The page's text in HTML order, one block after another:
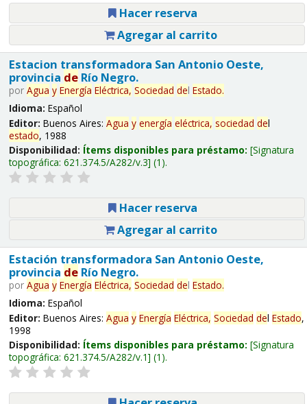
Hacer reserva
Agregar al carrito
Estacion transformadora San Antonio Oeste,
provincia deRío Negro.
por Agua y Energía Eléctrica, Sociedad del Estado.
Idioma: Español
Editor: Buenos Aires: Agua y energía eléctrica, sociedad del
estado, 1988
Disponibilidad: Ítems disponibles para préstamo: Signatura
topográfica: 621.374.5/A282/v.3 (1).
Hacer reserva
Agregar al carrito
Estación transformadora San Antonio Oeste,
provincia deRío Negro.
por Agua y Energía Eléctrica, Sociedad del Estado.
Idioma: Español
Editor: Buenos Aires: Agua y Energía Eléctrica, Sociedad del Estado,
1998
Disponibilidad: Ítems disponibles para préstamo: Signatura
topográfica: 621.374.5/A282/v.1 (1).